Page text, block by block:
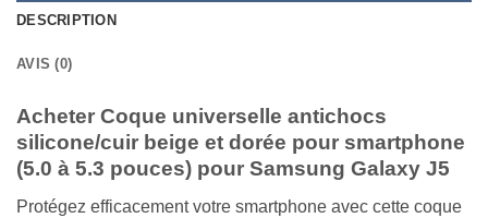
DESCRIPTION
AVIS (0)
Acheter Coque universelle antichocs
silicone/cuir beige et dorée pour smartphone
(5.0 à 5.3 pouces) pour Samsung Galaxy J5
Protégez efficacement votre smartphone avec cette coque